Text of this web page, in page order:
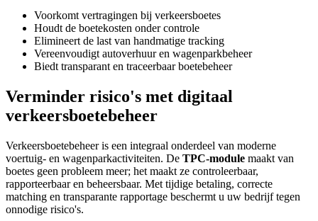
Voorkomt vertragingen bij verkeersboetes
Houdt de boetekosten onder controle
Elimineert de last van handmatige tracking
Vereenvoudigt autoverhuur en wagenparkbeheer
Biedt transparant en traceerbaar boetebeheer
Verminder risico's met digitaal
verkeersboetebeheer
Verkeersboetebeheer is een integraal onderdeel van moderne
voertuig- en wagenparkactiviteiten. De TPC-module maakt van
boetes geen probleem meer; het maakt ze controleerbaar,
rapporteerbaar en beheersbaar. Met tijdige betaling, correcte
matching en transparante rapportage beschermt u uw bedrijf tegen
onnodige risico's.